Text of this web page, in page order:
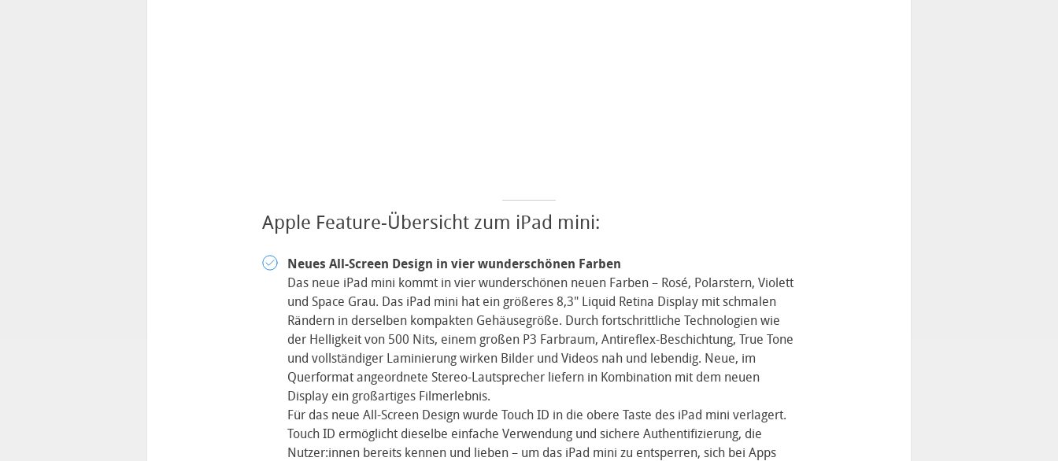
Apple Feature-Übersicht zum iPad mini:
Neues All-Screen Design in vier wunderschönen Farben
Das neue iPad mini kommt in vier wunderschönen neuen Farben – Rosé, Polarstern, Violett
und Space Grau. Das iPad mini hat ein größeres 8,3" Liquid Retina Display mit schmalen
Rändern in derselben kompakten Gehäusegröße. Durch fortschrittliche Technologien wie
der Helligkeit von 500 Nits, einem großen P3 Farbraum, Antireflex-Beschichtung, True Tone
und vollständiger Laminierung wirken Bilder und Videos nah und lebendig. Neue, im
Querformat angeordnete Stereo-Lautsprecher liefern in Kombination mit dem neuen
Display ein großartiges Filmerlebnis.
Für das neue All-Screen Design wurde Touch ID in die obere Taste des iPad mini verlagert.
Touch ID ermöglicht dieselbe einfache Verwendung und sichere Authentifizierung, die
Nutzer:innen bereits kennen und lieben – um das iPad mini zu entsperren, sich bei Apps